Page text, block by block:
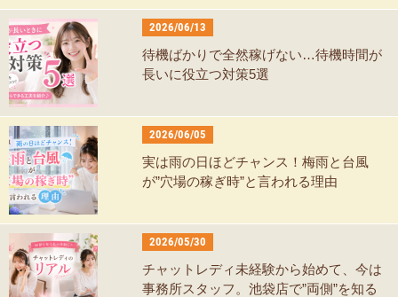
2026/06/13
待機ばかりで全然稼げない…待機時間が
長いに役立つ対策5選
2026/06/05
実は雨の日ほどチャンス！梅雨と台風
が”穴場の稼ぎ時”と言われる理由
2026/05/30
チャットレディ未経験から始めて、今は
事務所スタッフ。池袋店で”両側”を知る